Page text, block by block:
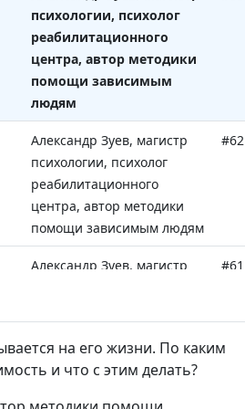
психологии, психолог
реабилитационного
центра, автор методики
помощи зависимым
людям
Александр Зуев, магистр
психологии, психолог
реабилитационного
центра, автор методики
помощи зависимым людям
#62
Александр Зуев, магистр
помощи зависимым людям
#61
на его жизни. По каким
и что с этим делать?